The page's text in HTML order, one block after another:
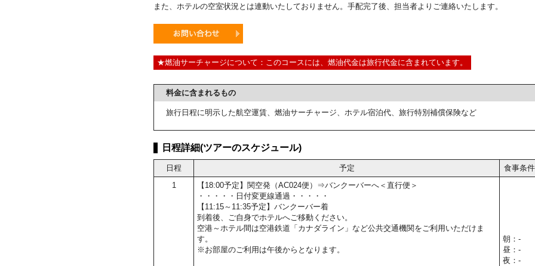
また、ホテルの空室状況とは連動いたしておりません。手配完了後、担当者よりご連絡いたします。
★燃油サーチャージについて：このコースには、燃油代金は旅行代金に含まれています。
料金に含まれるもの
旅行日程に明示した航空運賃、燃油サーチャージ、ホテル宿泊代、旅行特別補償保険など
日程詳細(ツアーのスケジュール)
日程 予定 食事条件
1
【18:00予定】関空発（AC024便）⇒バンクーバーへ＜直行便＞
・・・・・日付変更線通過・・・・・
【11:15～11:35予定】バンクーバー着
到着後、ご自身でホテルへご移動ください。
空港～ホテル間は空港鉄道「カナダライン」など公共交通機関をご利用いただけま
す。
※お部屋のご利用は午後からとなります。
朝：-
昼：-
夜：-